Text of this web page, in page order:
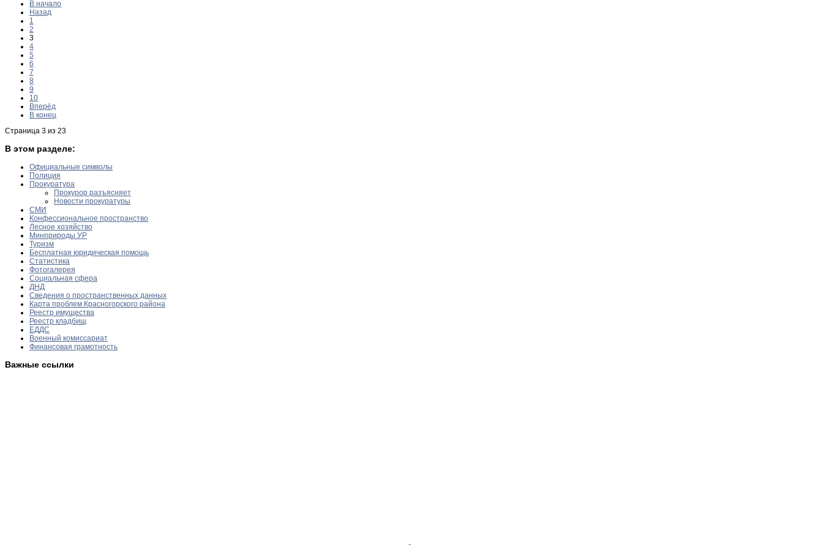
В начало
Назад
1
2
3
4
5
6
7
8
9
10
Вперёд
В конец
Страница 3 из 23
В этом разделе:
Официальные символы
Полиция
Прокуратура
Прокурор разъясняет
Новости прокуратуры
СМИ
Конфессиональное пространство
Лесное хозяйство
Минприроды УР
Туризм
Бесплатная юридическая помощь
Статистика
Фотогалерея
Социальная сфера
ДНД
Сведения о пространственных данных
Карта проблем Красногорского района
Реестр имущества
Реестр кладбищ
ЕДДС
Военный комиссариат
Финансовая грамотность
Важные ссылки